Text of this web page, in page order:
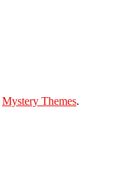
Mystery Themes.